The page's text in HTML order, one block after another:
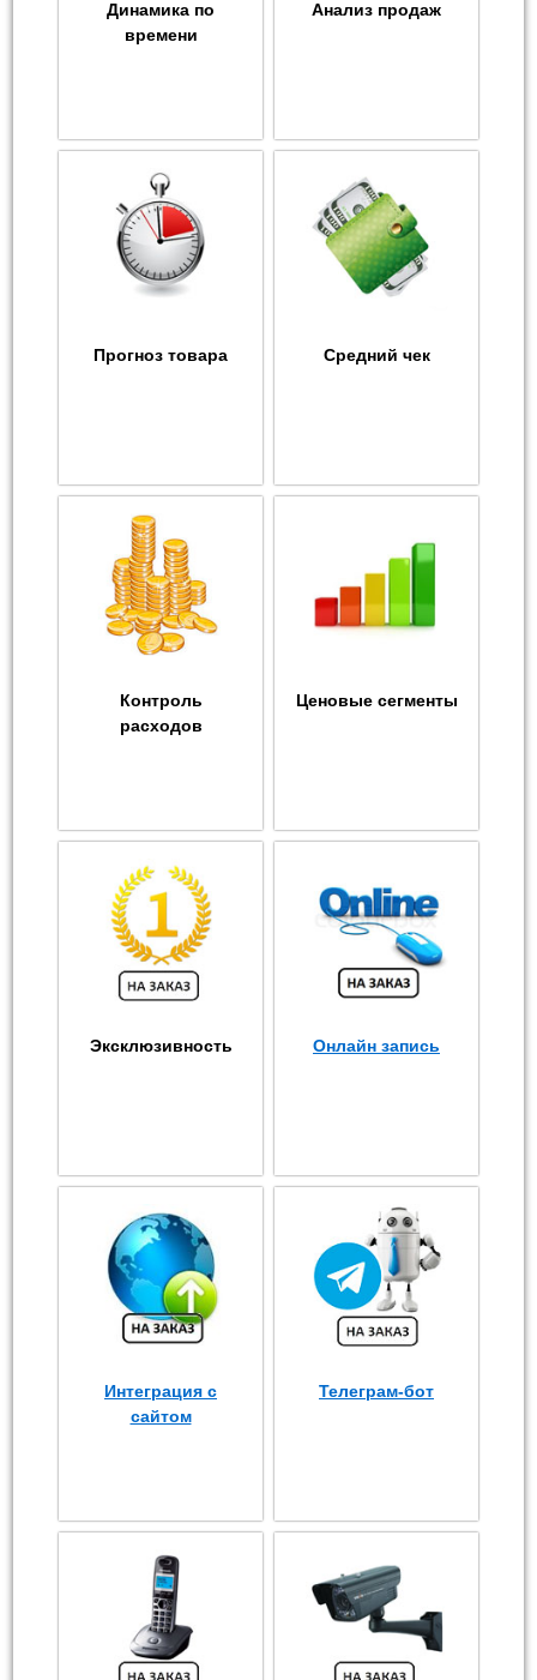
Динамика по
времени
Анализ продаж
Прогноз товара Средний чек
Контроль
расходов
Ценовые сегменты
Эксклюзивность Онлайн запись
Интеграция с
сайтом
Телеграм-бот